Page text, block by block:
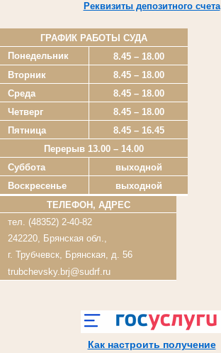
Реквизиты депозитного счета
ГРАФИК РАБОТЫ СУДА
Понедельник
8.45 – 18.00
Вторник
8.45 – 18.00
Среда
8.45 – 18.00
Четверг
8.45 – 18.00
Пятница
8.45 – 16.45
Перерыв 13.00 – 14.00
Суббота
выходной
Воскресенье
выходной
ТЕЛЕФОН, АДРЕС
тел. (48352) 2-40-82
242220, Брянская обл.,
г. Трубчевск, Брянская, д. 56
trubchevsky.brj@sudrf.ru
Как настроить получение